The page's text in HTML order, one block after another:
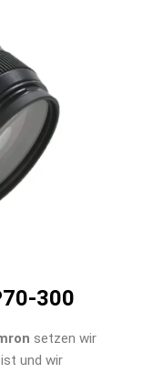
300
setzen wir
ist und wir